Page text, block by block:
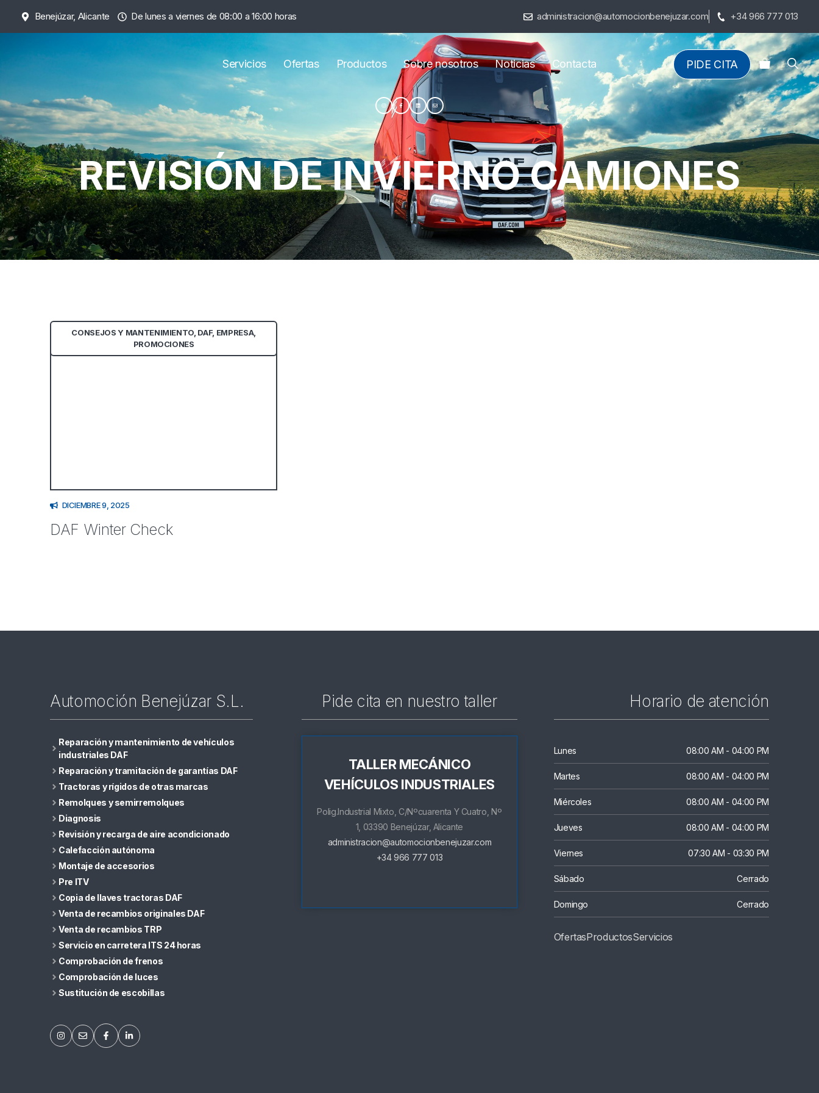
contenido
Benejúzar, Alicante De lunes a viernes de 08:00 a 16:00 horas administracion@automocionbenejuzar.com +34 966 777 013
Servicios Ofertas Productos Sobre nosotros Noticias Contacta PIDE CITA
REVISIÓN DE INVIERNO CAMIONES
CONSEJOS Y MANTENIMIENTO DAF, EMPRESA,
PROMOCIONES
DICIEMBRE 9, 2025
DAF Winter Check
Automoción Benejúzar S.L.
Reparación y mantenimiento de vehículos
industriales DAF
Reparación y tramitación de garantías DAF
Tractoras y rígidos de otras marcas
Remolques y semirremolques
Diagnosis
Revisión y recarga de aire acondicionado
Calefacción autónoma
Montaje de accesorios
Pre ITV
Copia de llaves tractoras DAF
Venta de recambios originales DAF
Venta de recambios TRP
Servicio en carretera ITS 24 horas
Comprobación de frenos
Comprobación de luces
Sustitución de escobillas
Pide cita en nuestro taller
TALLER MECÁNICO
VEHÍCULOS INDUSTRIALES
Polig.Industrial Mixto, C/Nºcuarenta Y Cuatro, Nº
1, 03390 Benejúzar, Alicante
administracion@automocionbenejuzar.com
+34 966 777 013
Horario de atención
Lunes 08:00 AM - 04:00 PM
Martes 08:00 AM - 04:00 PM
Miércoles 08:00 AM - 04:00 PM
Jueves 08:00 AM - 04:00 PM
Viernes 07:30 AM - 03:30 PM
Sábado Cerrado
Domingo Cerrado
OfertasProductosSErvicios